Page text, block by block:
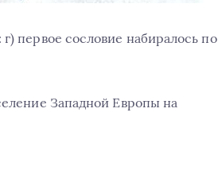
первое сословие набиралось по
Западной Европы на